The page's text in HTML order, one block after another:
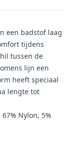
een badstof laag
tijdens
tussen de
lijn een
heeft speciaal
lengte tot
Nylon, 5%